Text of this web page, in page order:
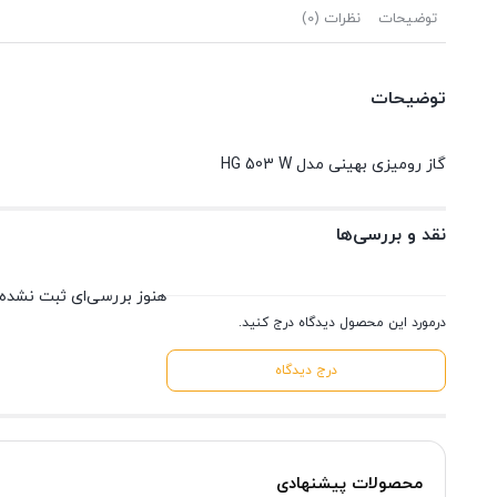
توضیحات نظرات (0)
توضیحات
گاز رومیزی بهینی مدل HG 503 W
نقد و بررسی‌ها
درمورد این محصول دیدگاه درج کنید.
درج دیدگاه
هنوز بررسی‌ای ثبت
محصولات پیشنهادی